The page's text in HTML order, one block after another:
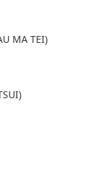
MA TEI)